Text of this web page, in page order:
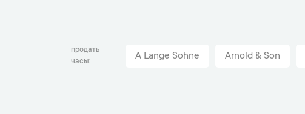
продать
часы
A Lange Sohne Arnold & Son